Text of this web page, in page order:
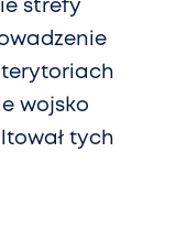
strefy
wojsko
tych